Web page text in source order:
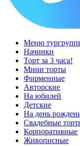
Меню
Начинки
Торт за 3 часа!
Мини торты
Фирменные
Авторские
На юбилей
Детские
На день
Свадебные
Корпоративные
Живописные